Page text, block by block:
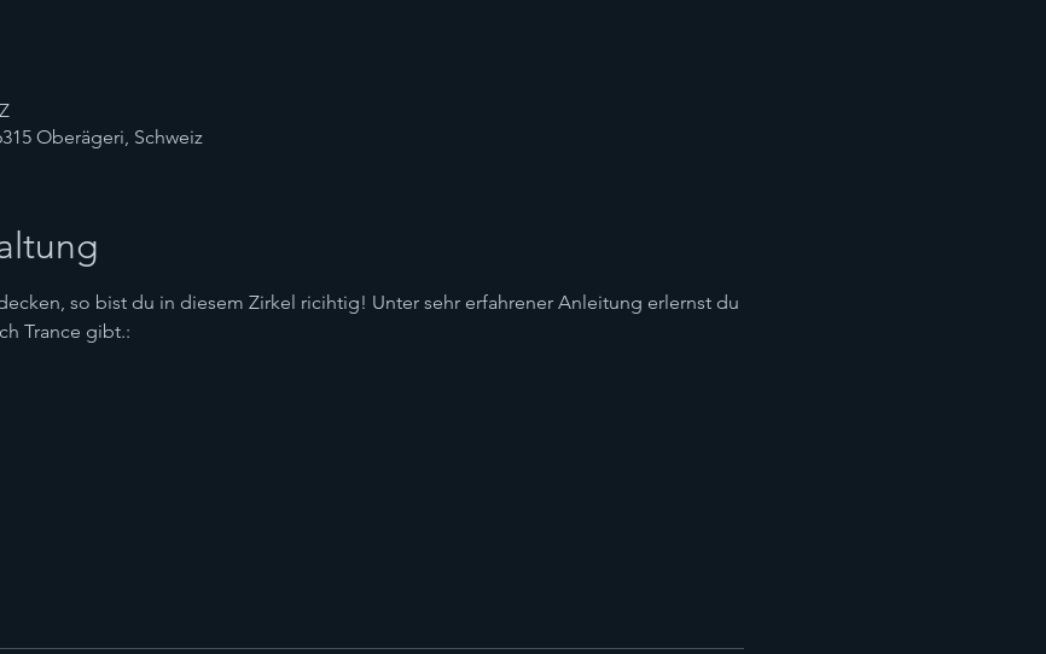
Oberägeri, Schweiz
so bist du in diesem Zirkel ricihtig! Unter sehr erfahrener Anleitung erlernst du
Trance gibt.: